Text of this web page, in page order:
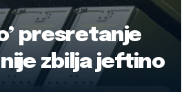
presretanje
zbilja jeftino